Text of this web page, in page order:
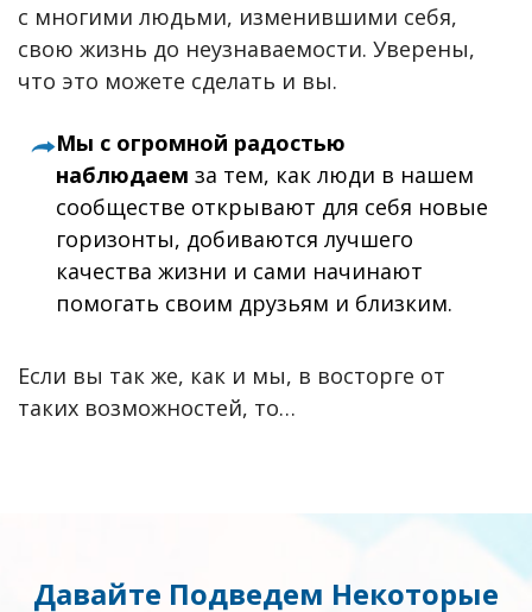
с многими людьми, изменившими себя,
свою жизнь до неузнаваемости. Уверены,
что это можете сделать и вы.
Мы с огромной радостью
наблюдаем за тем, как люди в нашем
сообществе открывают для себя новые
горизонты, добиваются лучшего
качества жизни и сами начинают
помогать своим друзьям и близким.
Если вы так же, как и мы, в восторге от
таких возможностей, то…
Давайте Подведем Некоторые